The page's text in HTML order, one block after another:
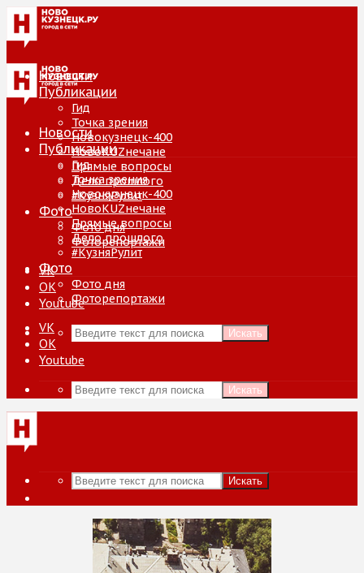
Новости
Публикации
Гид
Точка зрения
Новокузнецк-400
НовоKUZнечане
Прямые вопросы
Дело прошлого
#КузняРулит
Фото
Фото дня
Фоторепортажи
VK
ОК
Youtube
Искать
Новости
Публикации
Гид
Точка зрения
Новокузнецк-400
НовоKUZнечане
Прямые вопросы
Дело прошлого
#КузняРулит
Фото
Фото дня
Фоторепортажи
VK
ОК
Youtube
Искать
Искать